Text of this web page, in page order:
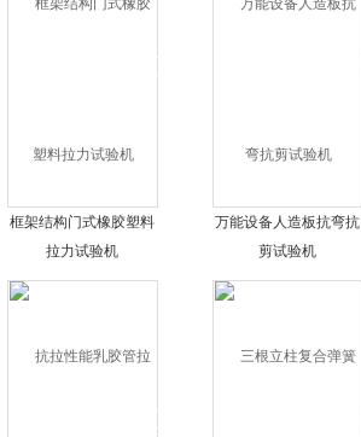
框架结构门式橡胶塑料
拉力试验机
万能设备人造板抗弯抗
剪试验机